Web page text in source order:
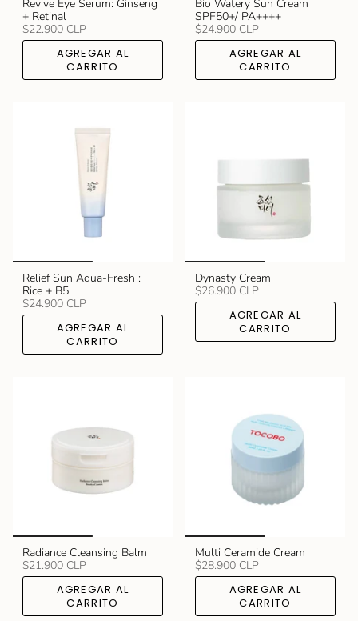
Revive Eye Serum: Ginseng
+ Retinal
$22.900 CLP
AGREGAR AL
CARRITO
Bio Watery Sun Cream
SPF50+/ PA++++
$24.900 CLP
AGREGAR AL
CARRITO
Relief Sun Aqua-Fresh :
Rice + B5
$24.900 CLP
AGREGAR AL
CARRITO
Dynasty Cream
$26.900 CLP
AGREGAR AL
CARRITO
Radiance Cleansing Balm
$21.900 CLP
AGREGAR AL
CARRITO
Multi Ceramide Cream
$28.900 CLP
AGREGAR AL
CARRITO